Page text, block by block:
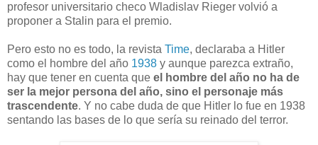
profesor universitario checo Wladislav Rieger volvió a
proponer a Stalin para el premio.
Pero esto no es todo, la revista Time, declaraba a Hitler
como el hombre del año 1938 y aunque parezca extraño,
hay que tener en cuenta que el hombre del año no ha de
ser la mejor persona del año, sino el personaje más
trascendente. Y no cabe duda de que Hitler lo fue en 1938
sentando las bases de lo que sería su reinado del terror.